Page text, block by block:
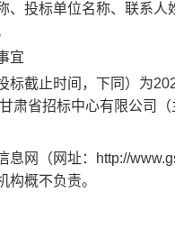
、投标单位名称、联系
宜
标截止时间，下同 ） 为
甘肃省招标中心有限公司（
息网（网址：
http://
构概不负责。